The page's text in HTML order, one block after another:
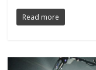
Read more